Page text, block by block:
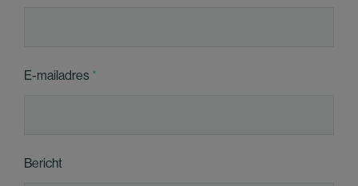
E-mailadres
Bericht